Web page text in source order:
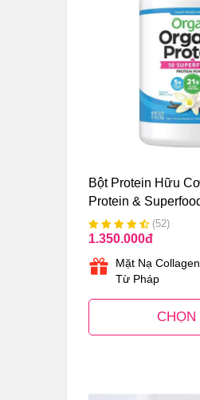
Bột Protein Hữu
Protein &
(52)
1.350.000đ
Mặt Nạ
Từ Pháp
CHỌN